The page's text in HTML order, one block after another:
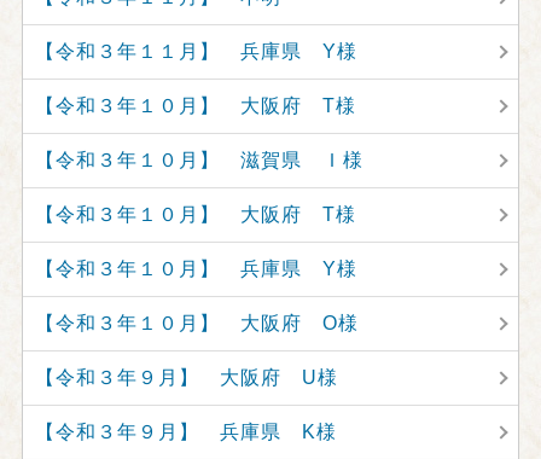
【令和３年１１月】 兵庫県 Y様
【令和３年１０月】 大阪府 T様
【令和３年１０月】 滋賀県 Ｉ様
【令和３年１０月】 大阪府 T様
【令和３年１０月】 兵庫県 Y様
【令和３年１０月】 大阪府 O様
【令和３年９月】 大阪府 U様
【令和３年９月】 兵庫県 K様